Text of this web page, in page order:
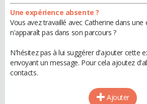
Une expérience absente ?
Vous avez travaillé avec Catherine dans une
n'apparaît pas dans son parcours ?
N'hésitez pas à lui suggérer d'ajouter cette
envoyant un message. Pour cela ajoutez
contacts.
Ajouter